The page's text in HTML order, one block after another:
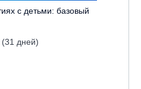
с детьми: базовый
дней)